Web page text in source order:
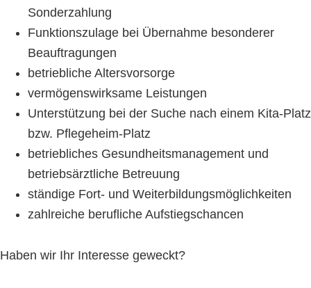
Sonderzahlung
Funktionszulage bei Übernahme besonderer
Beauftragungen
betriebliche Altersvorsorge
vermögenswirksame Leistungen
Unterstützung bei der Suche nach einem Kita-Platz
bzw. Pflegeheim-Platz
betriebliches Gesundheitsmanagement und
betriebsärztliche Betreuung
ständige Fort- und Weiterbildungsmöglichkeiten
zahlreiche berufliche Aufstiegschancen
Haben wir Ihr Interesse geweckt?